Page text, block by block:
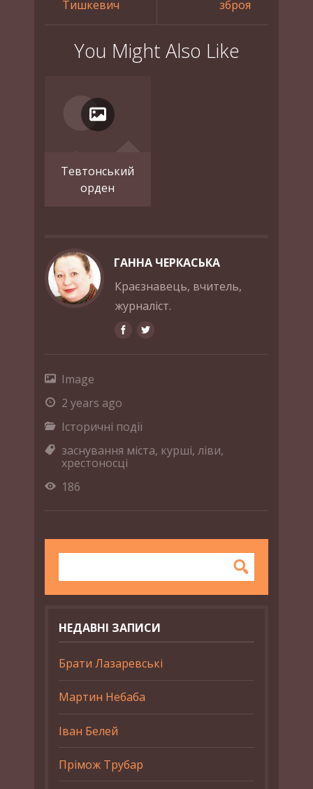
Тишкевич зброя
You Might Also Like
Тевтонський
орден
ГАННА ЧЕРКАСЬКА
Краєзнавець, вчитель,
журналіст.
Image
2 years ago
Історичні події
заснування міста, курші, ліви,
хрестоносці
186
НЕДАВНІ ЗАПИСИ
Брати Лазаревські
Мартин Небаба
Іван Белей
Прімож Трубар